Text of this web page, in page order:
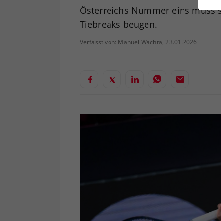
Österreichs Nummer eins muss
Tiebreaks beugen.
Verfasst von: Manuel Wachta, 23.01.2026